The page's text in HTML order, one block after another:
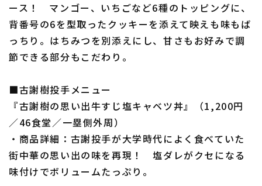
ース！ マンゴー、いちごなど6種のトッピングに、
背番号の6を型取ったクッキーを添えて映えも味もば
っちり。はちみつを別添えにし、甘さもお好みで調
節できる部分もこだわり。
■古謝樹投手メニュー
『古謝樹の思い出牛すじ塩キャベツ丼』（1,200円
／46食堂／一塁側外周）
・商品詳細：古謝投手が大学時代によく食べていた
街中華の思い出の味を再現！ 塩ダレがクセになる
味付けでボリュームたっぷり。